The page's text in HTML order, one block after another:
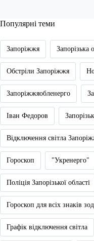
Популярні теми
Запоріжжя Запорізька
Обстріли Запоріжжя
Запоріжжяобленерго
Іван Федоров
Відключення світла
Гороскоп "Укренерго"
Поліція Запорізької області
Гороскоп для всіх знаків
Графік відключення світла